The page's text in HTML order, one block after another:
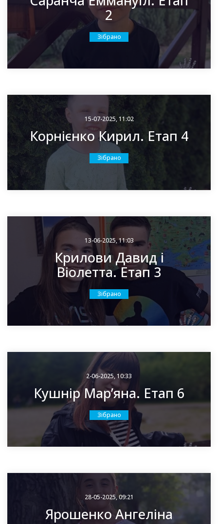
2
Зібрано
15-07-2025, 11:02
Корнієнко Кирил. Етап 4
Зібрано
13-06-2025, 11:03
Крилови Давид і
Віолетта. Етап 3
Зібрано
2-06-2025, 10:33
Кушнір Мар’яна. Етап 6
Зібрано
28-05-2025, 09:21
Ярошенко Ангеліна